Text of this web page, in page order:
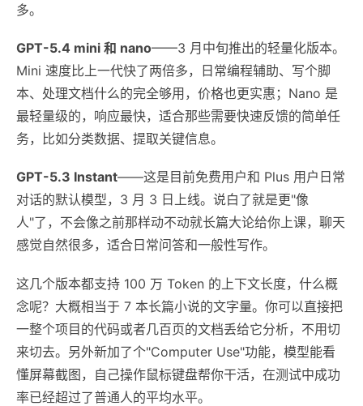
多。
GPT-5.4 mini 和 nano——3 月中旬推出的轻量化版本。
Mini 速度比上一代快了两倍多，日常编程辅助、写个脚
本、处理文档什么的完全够用，价格也更实惠；Nano 是
最轻量级的，响应最快，适合那些需要快速反馈的简单任
务，比如分类数据、提取关键信息。
GPT-5.3 Instant——这是目前免费用户和 Plus 用户日常
对话的默认模型，3 月 3 日上线。说白了就是更"像
人"了，不会像之前那样动不动就长篇大论给你上课，聊天
感觉自然很多，适合日常问答和一般性写作。
这几个版本都支持 100 万 Token 的上下文长度，什么概
念呢？大概相当于 7 本长篇小说的文字量。你可以直接把
一整个项目的代码或者几百页的文档丢给它分析，不用切
来切去。另外新加了个"Computer Use"功能，模型能看
懂屏幕截图，自己操作鼠标键盘帮你干活，在测试中成功
率已经超过了普通人的平均水平。